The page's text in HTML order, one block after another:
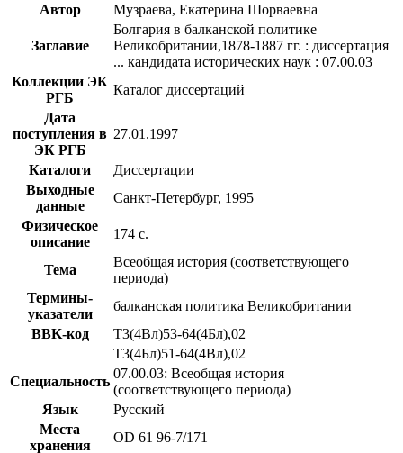
Автор Музраева, Екатерина Шорваевна
Заглавие
Болгария в балканской политике
Великобритании,1878-1887 гг. : диссертация
... кандидата исторических наук : 07.00.03
Коллекции ЭК
РГБ
Каталог диссертаций
Дата
поступления в
ЭК РГБ
27.01.1997
Каталоги
Диссертации
Выходные
данные
Санкт-Петербург, 1995
Физическое
описание
174 с.
Тема
Всеобщая история (соответствующего
периода)
Термины-
указатели
балканская политика Великобритании
BBK-код
Т3(4Вл)53-64(4Бл),02
Т3(4Бл)51-64(4Вл),02
Специальность
07.00.03: Всеобщая история
(соответствующего периода)
Язык
Русский
Места
хранения
OD 61 96-7/171